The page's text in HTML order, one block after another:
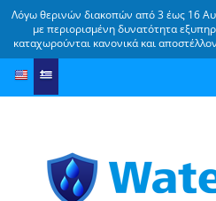
Λόγω θερινών διακοπών από 3 έως 16
με περιορισμένη δυνατότητα
καταχωρούνται κανονικά και